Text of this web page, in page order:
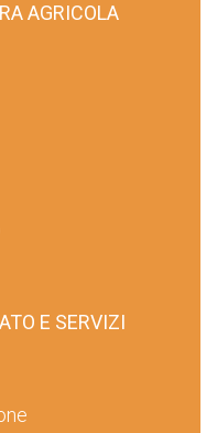
AGRICOLA
E SERVIZI